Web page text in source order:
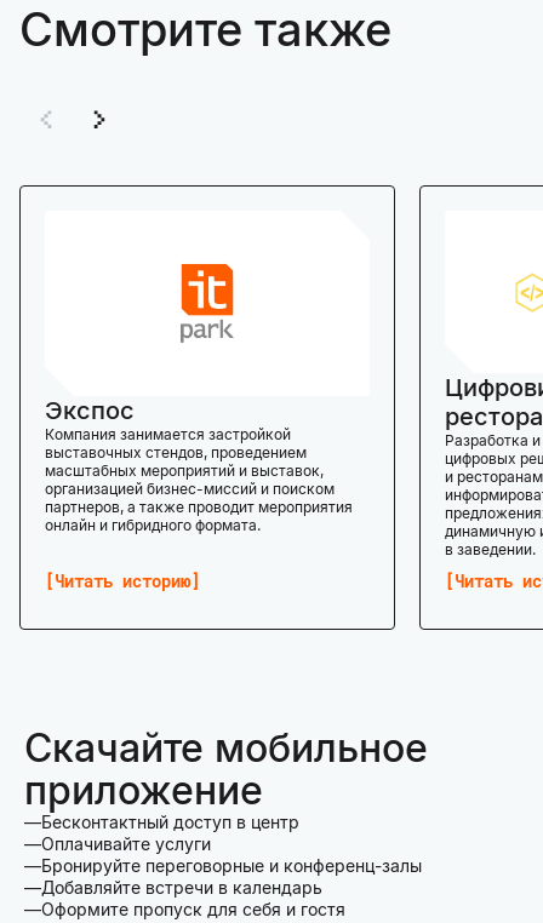
Смотрите также
Читать историю
Экспос
Компания занимается застройкой
выставочных стендов, проведением
масштабных мероприятий и выставок,
организацией бизнес-миссий и поиском
партнеров, а также проводит мероприятия
онлайн и гибридного формата.
Читать
Разработка
цифровых
и
динамичную
в заведении.
Скачайте мобильное
приложение
Бесконтактный доступ в центр
Оплачивайте услуги
Бронируйте переговорные и конференц-залы
Добавляйте встречи в календарь
Оформите пропуск для себя и гостя